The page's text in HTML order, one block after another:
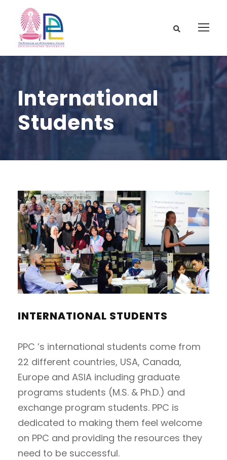
International
Students
INTERNATIONAL STUDENTS
PPC ’s international students come from
22 different countries, USA, Canada,
Europe and ASIA including graduate
programs students (M.S. & Ph.D.) and
exchange program students. PPC is
dedicated to making them feel welcome
on PPC and providing the resources they
need to be successful.